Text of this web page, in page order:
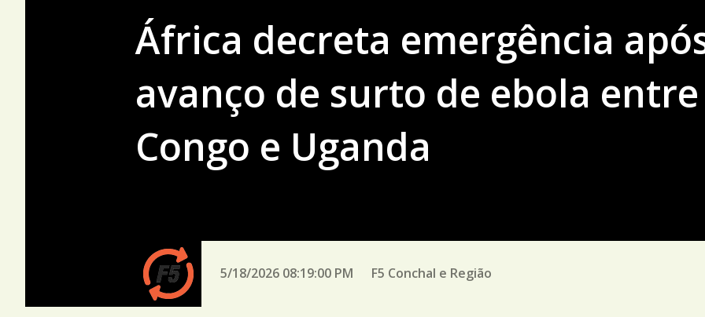
África decreta emergência
avanço de surto de ebola entre
Congo e Uganda
5/18/2026 08:19:00 PM F5 Conchal e Região